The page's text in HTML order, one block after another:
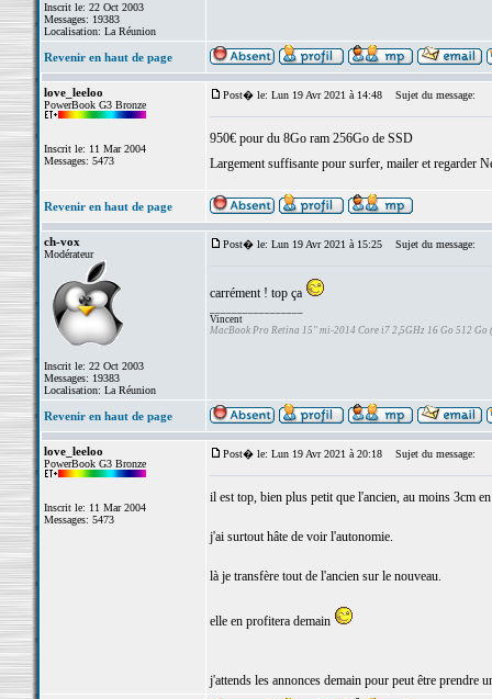
Inscrit le: 22 Oct 2003
Messages: 19383
Localisation: La Réunion
Revenir en haut de page
love_leeloo
PowerBook G3 Bronze
Inscrit le: 11 Mar 2004
Messages: 5473
Post� le: Lun 19 Avr 2021 à 14:48 Sujet du message:
950€ pour du 8Go ram 256Go de SSD
Largement suffisante pour surfer, mailer et regarder
Revenir en haut de page
ch-vox
Modérateur
Inscrit le: 22 Oct 2003
Messages: 19383
Localisation: La Réunion
Post� le: Lun 19 Avr 2021 à 15:25 Sujet du message:
carrément ! top ça
Vincent
MacBook Pro Retina 15" mi-2014 Core i7 2,5GHz 16 Go 512 Go
Revenir en haut de page
love_leeloo
PowerBook G3 Bronze
Inscrit le: 11 Mar 2004
Messages: 5473
Post� le: Lun 19 Avr 2021 à 20:18 Sujet du message:
il est top, bien plus petit que l'ancien, au moins 3cm
j'ai surtout hâte de voir l'autonomie.
là je transfère tout de l'ancien sur le nouveau.
elle en profitera demain
j'attends les annonces demain pour peut être prendre